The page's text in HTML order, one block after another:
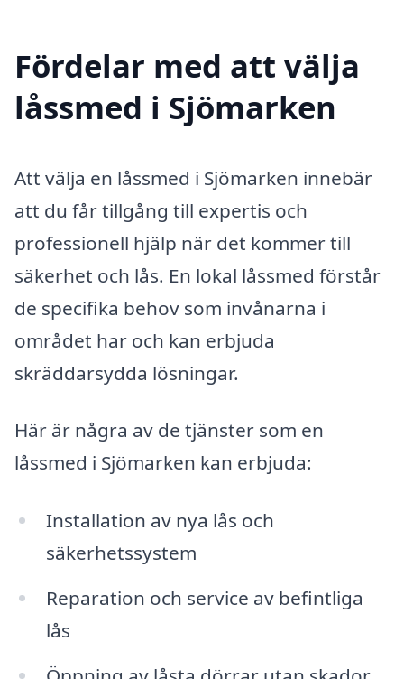
Fördelar med att välja
låssmed i Sjömarken
Att välja en låssmed i Sjömarken innebär
att du får tillgång till expertis och
professionell hjälp när det kommer till
säkerhet och lås. En lokal låssmed förstår
de specifika behov som invånarna i
området har och kan erbjuda
skräddarsydda lösningar.
Här är några av de tjänster som en
låssmed i Sjömarken kan erbjuda:
Installation av nya lås och
säkerhetssystem
Reparation och service av befintliga
lås